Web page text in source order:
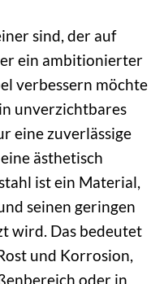
sind, der auf
ein ambitionierter
verbessern möchte
unverzichtbares
eine zuverlässige
ästhetisch
ist ein Material,
seinen geringen
wird. Das bedeutet
und Korrosion,
oder in